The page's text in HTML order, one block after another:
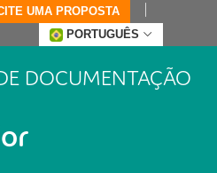
UMA PROPOSTA
PORTUGUÊS
DOCUMENTAÇÃO